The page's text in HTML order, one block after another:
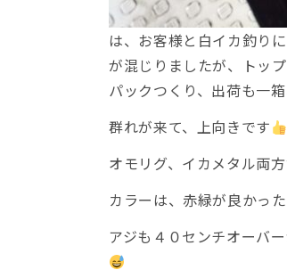
は、お客様と白イカ釣り
が混じりましたが、トッ
パックつくり、出荷も一
群れが来て、上向きです
オモリグ、イカメタル両
カラーは、赤緑が良かっ
アジも４０センチオーバ